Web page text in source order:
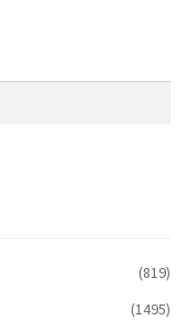
(819)
(1495)